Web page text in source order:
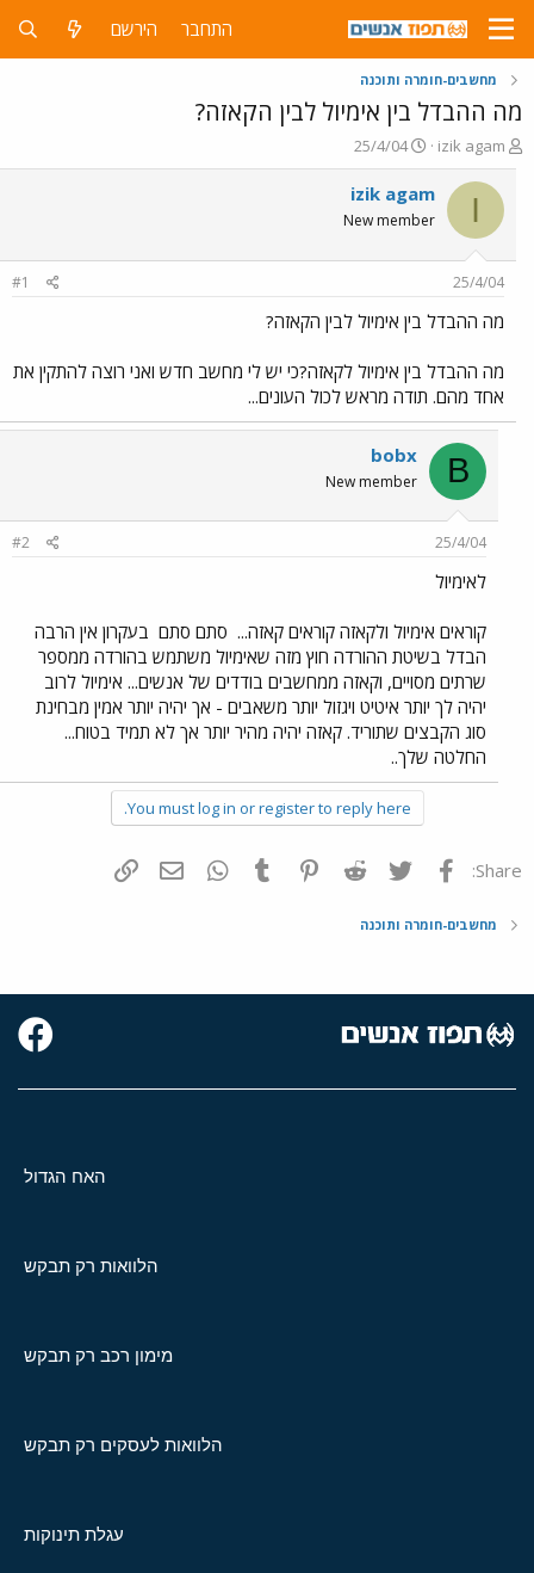
התחבר הירשם
מחשבים-חומרה ותוכנה
מה ההבדל בין אימיול לבין הקאזה?
פ
ו
ת
ח
ה
ש
א
izik agam
פ
ו
ר
ס
ם
ר
י
25/4/04
I
izik agam
New member
25/4/04
#1
מה ההבדל בין אימיול לבין הקאזה?
מה ההבדל בין אימיול לקאזה?כי יש לי מחשב חדש ואני רוצה להתקין את
אחד מהם. תודה מראש לכול העונים...
B
bobx
New member
25/4/04
#2
לאימיול
קוראים אימיול ולקאזה קוראים קאזה... סתם סתם בעקרון אין הרבה
הבדל בשיטת ההורדה חוץ מזה שאימיול משתמש בהורדה ממספר
שרתים מסויים, וקאזה ממחשבים בודדים של אנשים... אימיול לרוב
יהיה לך יותר איטיט ויגזול יותר משאבים - אך יהיה יותר אמין מבחינת
סוג הקבצים שתוריד. קאזה יהיה מהיר יותר אך לא תמיד בטוח...
החלטה שלך..
You must log in or register to reply here.
Share: פייסבוק Twitter
Reddit
Pinterest
Tumblr
WhatsAppדואר אלקטרוני
מחשבים-חומרה ותוכנה
האח הגדול
הלוואות רק תבקש
מימון רכב רק תבקש
הלוואות לעסקים רק תבקש
עגלת תינוקות